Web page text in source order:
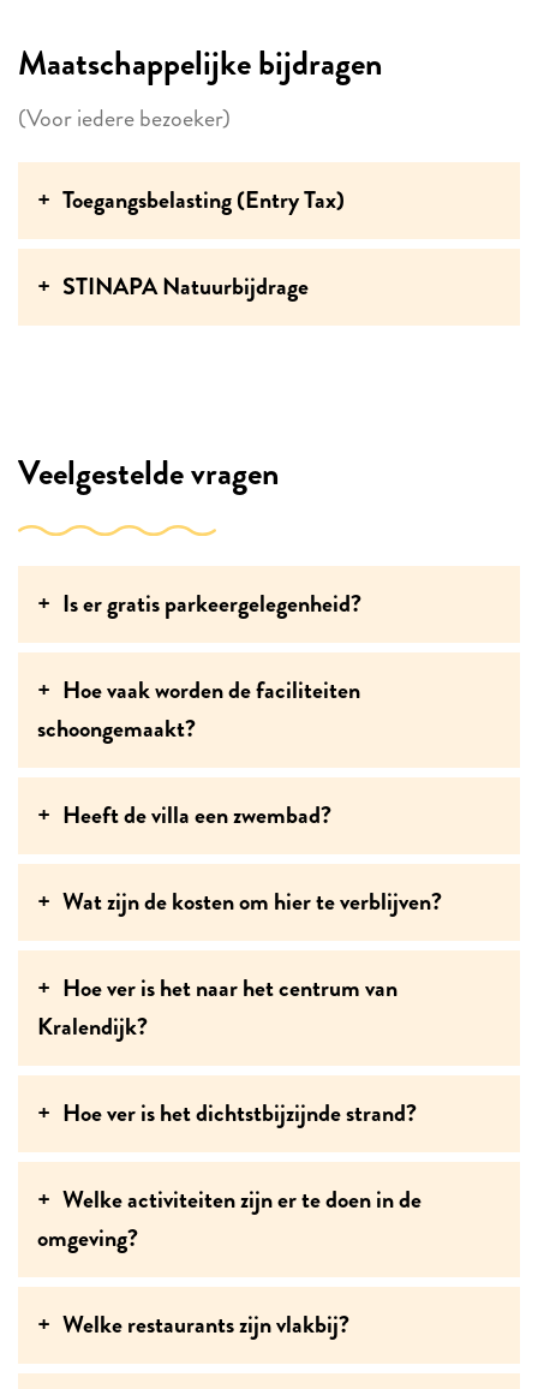
Maatschappelijke bijdragen
(Voor iedere bezoeker)
Toegangsbelasting (Entry Tax)
STINAPA Natuurbijdrage
Veelgestelde vragen
Is er gratis parkeergelegenheid?
Hoe vaak worden de faciliteiten
schoongemaakt?
Heeft de villa een zwembad?
Wat zijn de kosten om hier te verblijven?
Hoe ver is het naar het centrum van
Kralendijk?
Hoe ver is het dichtstbijzijnde strand?
Welke activiteiten zijn er te doen in de
omgeving?
Welke restaurants zijn vlakbij?